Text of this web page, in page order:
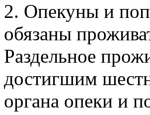
2. Опекуны и
обязаны
Раздельное
достигшим
органа опеки и